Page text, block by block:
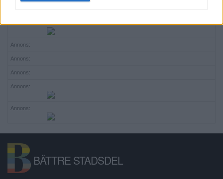
Annons:
Annons:
Annons:
Annons:
Annons:
Annons:
Annons:
BÄTTRE STADSDEL